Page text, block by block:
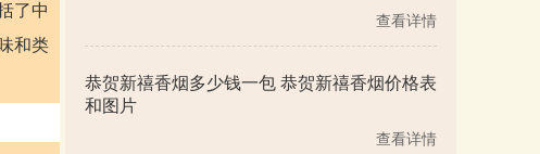
了中
和类
查看详情
恭贺新禧香烟多少钱一包 恭贺新禧香烟价格表
和图片
查看详情